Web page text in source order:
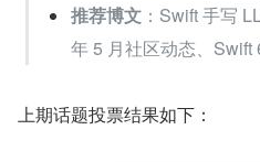
推荐博文 ：Swift 手写
年 5 月社区动态、Swift
上期话题投票结果如下：